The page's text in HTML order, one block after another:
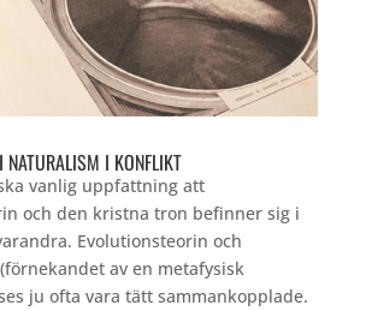
NATURALISM I KONFLIKT
vanlig uppfattning att
och den kristna tron befinner sig i
Evolutionsteorin och
av en metafysisk
ju ofta vara tätt sammankopplade.